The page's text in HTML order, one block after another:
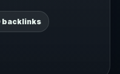
backlinks